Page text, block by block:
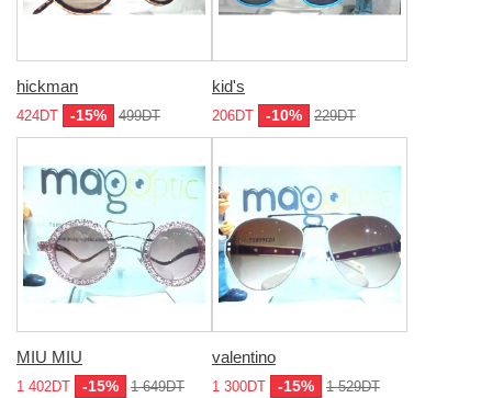
hickman
424DT -15% 499DT
kid's
206DT -10% 229DT
MIU MIU
1 402DT -15% 1 649DT
valentino
1 300DT -15% 1 529DT